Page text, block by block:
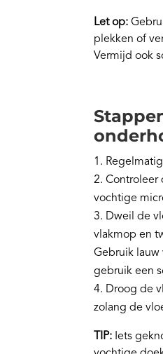
Let op:
plekken of
Vermijd ook
Controleer
vochtige
Dweil de
vlakmop en
Gebruik lauw
gebruik een
Droog de
zolang de
TIP: Iets